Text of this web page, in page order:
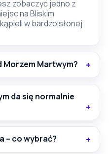
zobaczyć jedno z
na Bliskim
w bardzo słonej
Morzem Martwym?
da się normalnie
– co wybrać?